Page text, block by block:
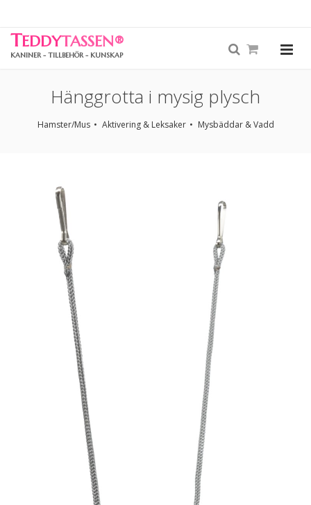
TEDDYTASSEN®
KANINER - TILLBEHÖR - KUNSKAP
Hänggrotta i mysig plysch
Hamster/Mus Aktivering & Leksaker Mysbäddar & Vadd